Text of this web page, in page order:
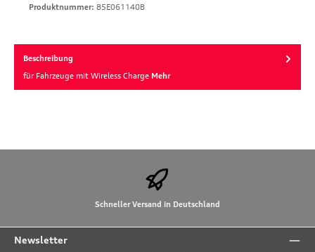
Produktnummer: 85E061140B
Beschreibung
für Fahrzeuge mit Wireless Charge Mehr
Schneller Versand in Deutschland
Newsletter